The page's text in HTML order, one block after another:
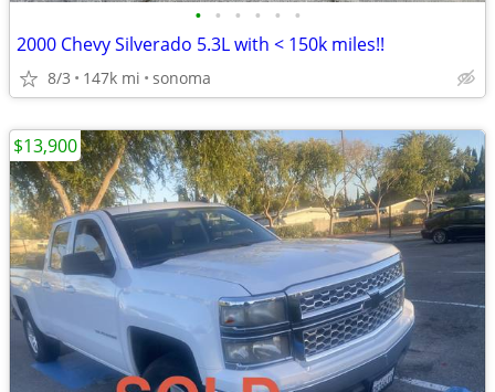
• • • • • •
2000 Chevy Silverado 5.3L with < 150k miles!!
8/3 147k mi sonoma
$13,900